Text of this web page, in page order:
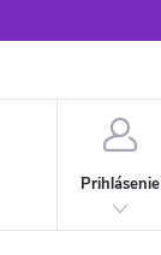
Prihlásenie